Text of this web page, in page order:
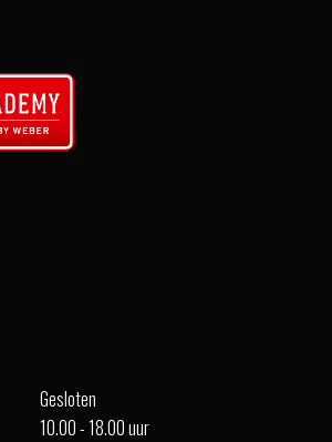
Gesloten
10.00 - 18.00 uur